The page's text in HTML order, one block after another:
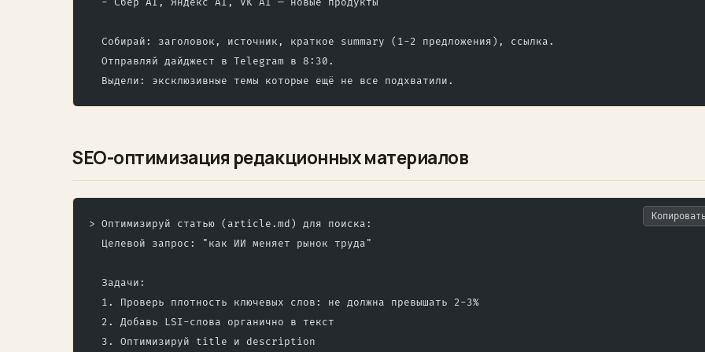
  - Сбер AI, Яндекс AI, VK AI — новые продукты
  Собирай: заголовок, источник, краткое summary (1-2 предложения), ссылка.
  Отправляй дайджест в Telegram в 8:30.
  Выдели: эксклюзивные темы которые ещё не все подхватили.
SEO-оптимизация редакционных материалов
> Оптимизируй статью (article.md) для поиска:
  Целевой запрос: "как ИИ меняет рынок труда"
  Задачи:
  1. Проверь плотность ключевых слов: не должна превышать 2-3%
  2. Добавь LSI-слова органично в текст
  3. Оптимизируй title и description